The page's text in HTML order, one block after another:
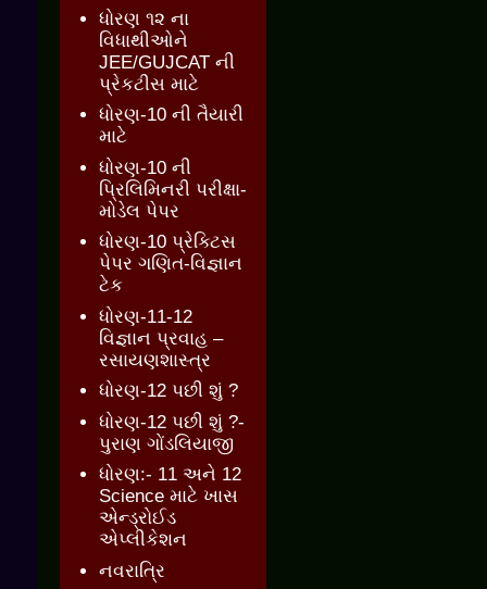
ધોરણ ૧૨ ના
વિધાથીઓને
JEE/GUJCAT ની
પ્રેકટીસ માટે
ધોરણ-10 ની તૈયારી
માટે
ધોરણ-10 ની
પ્રિલિમિનરી પરીક્ષા-
મોડેલ પેપર
ધોરણ-10 પ્રેક્ટિસ
પેપર ગણિત-વિજ્ઞાન
ટેક
ધોરણ-11-12
વિજ્ઞાન પ્રવાહ –
રસાયણશાસ્ત્ર
ધોરણ-12 પછી શું ?
ધોરણ-12 પછી શું ?-
પુરાણ ગોંડલિયાજી
ધોરણ:- 11 અને 12
Science માટે ખાસ
એન્ડ્રોઈડ
એપ્લીકેશન
નવરાત્રિ